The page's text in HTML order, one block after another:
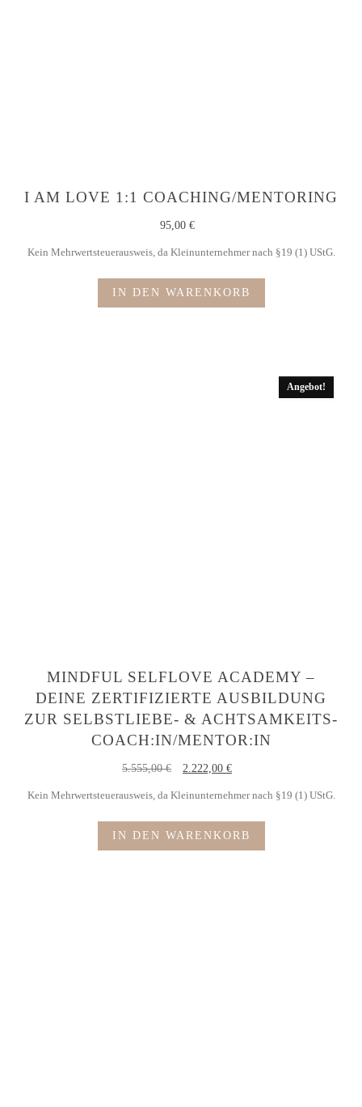
I AM LOVE 1:1 COACHING/MENTORING
95,00 €
Kein Mehrwertsteuerausweis, da Kleinunternehmer nach §19 (1) UStG.
IN DEN WARENKORB
Angebot!
MINDFUL SELFLOVE ACADEMY –
DEINE ZERTIFIZIERTE AUSBILDUNG
ZUR SELBSTLIEBE- & ACHTSAMKEITS-
COACH:IN/MENTOR:IN
5.555,00€ 2.222,00 €
Kein Mehrwertsteuerausweis, da Kleinunternehmer nach §19 (1) UStG.
IN DEN WARENKORB